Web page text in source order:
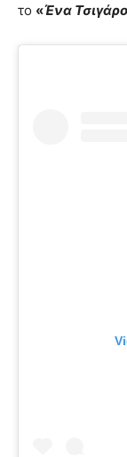
το «Ένα